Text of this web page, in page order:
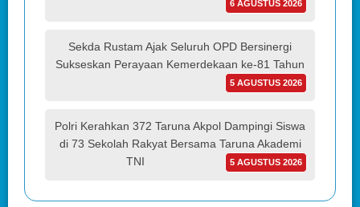
6 AGUSTUS 2026
Sekda Rustam Ajak Seluruh OPD Bersinergi
Sukseskan Perayaan Kemerdekaan ke-81 Tahun
5 AGUSTUS 2026
Polri Kerahkan 372 Taruna Akpol Dampingi Siswa
di 73 Sekolah Rakyat Bersama Taruna Akademi
TNI
5 AGUSTUS 2026